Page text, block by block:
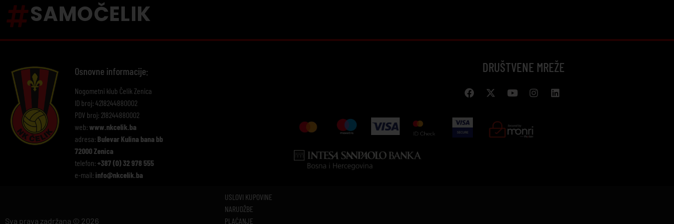
SAMOČELIK
Osnovne informacije:
Nogometni klub Čelik Zenica
ID broj: 4218244880002
PDV broj: 218244880002
web: www.nkcelik.ba
adresa: Bulevar Kulina bana bb
72000 Zenica
telefon: +387 (0) 32 978 555
e-mail: info@nkcelik.ba
DRUŠTVENE MREŽE
Sva prava zadržana © 2026
USLOVI KUPOVINE
NARUDŽBE
PLAĆANJE